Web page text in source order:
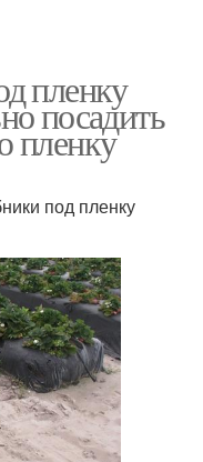
пленку
посадить
пленку
под пленку